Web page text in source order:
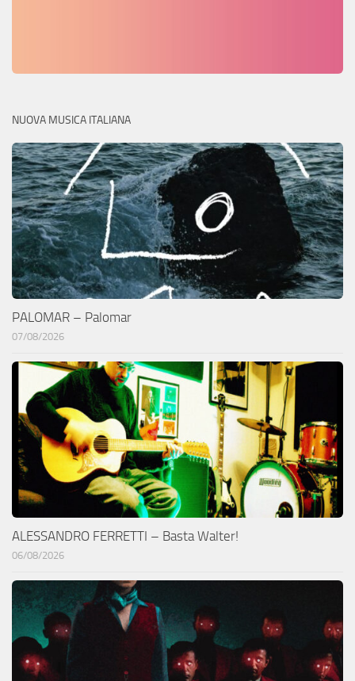
NUOVA MUSICA ITALIANA
PALOMAR – Palomar
07/08/2026
ALESSANDRO FERRETTI – Basta Walter!
06/08/2026